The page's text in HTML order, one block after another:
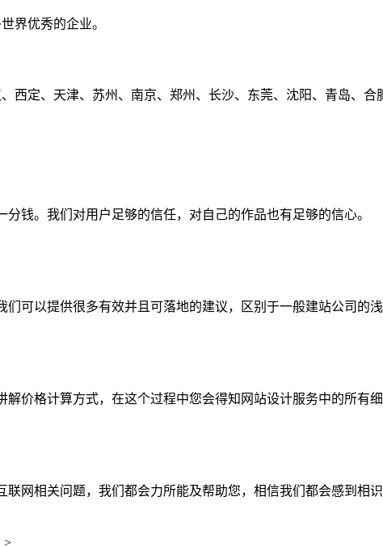
界优秀的企业。
西定、天津、苏州、南京、郑州、长沙、东莞、沈阳、青岛、合
钱。我们对用户足够的信任，对自己的作品也有足够的信心。
可以提供很多有效并且可落地的建议，区别于一般建站公司的
价格计算方式，在这个过程中您会得知网站设计服务中的所有
网相关问题，我们都会力所能及帮助您，相信我们都会感到相
>